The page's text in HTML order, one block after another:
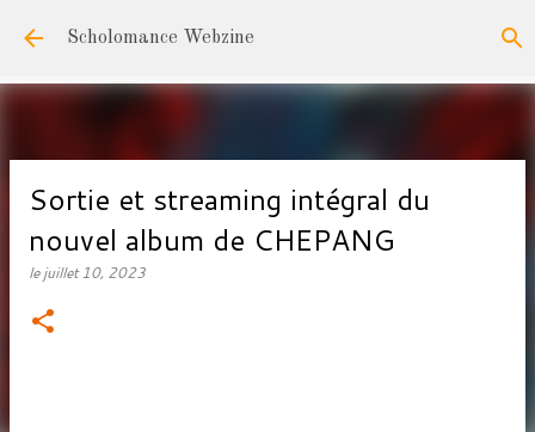
Accéder au contenu principal
Scholomance Webzine
Sortie et streaming intégral du
nouvel album de CHEPANG
lejuillet 10, 2023